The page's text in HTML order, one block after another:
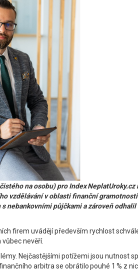
na osobu) pro Index
vzdělávání v oblasti finanční
půjčkami a zároveň
firem uvádějí především rychlost
nevěří.
Nejčastějšími potížemi jsou nutnost
arbitra se obrátilo pouhé 1 % z